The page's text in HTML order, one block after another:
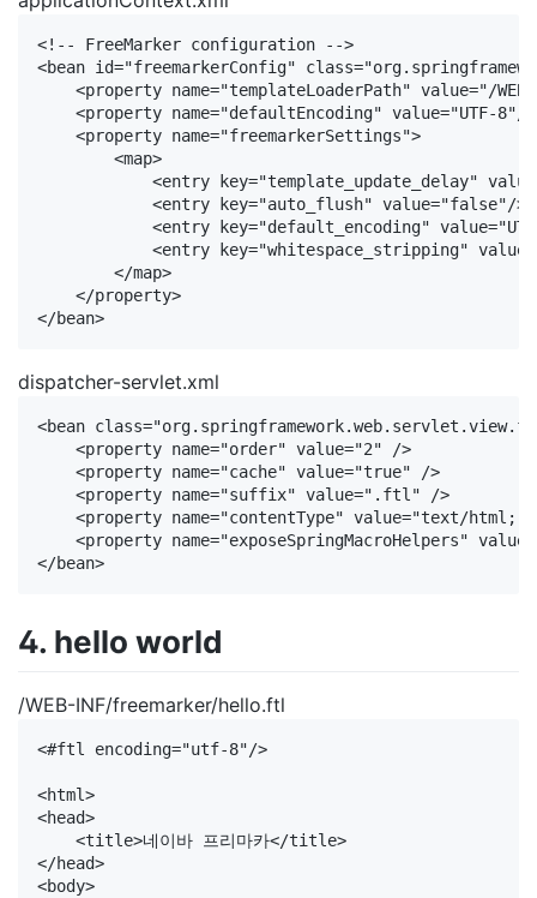
<!-- FreeMarker configuration -->
<bean id="freemarkerConfig"
<property name="templateLoaderPath" value="/
    <property name="defaultEncoding" value="UTF-8"/>
    <property name="freemarkerSettings">
        <map>
<entry key="template_update_delay"
            <entry key="auto_flush" value="false"/>
<entry key="default_encoding"
<entry key="whitespace_stripping"
        </map>
    </property>
dispatcher-servlet.xml
<bean
    <property name="order" value="2" />
    <property name="cache" value="true" />
    <property name="suffix" value=".ftl" />
<property name="contentType" value="text/html;
<property name="exposeSpringMacroHelpers"
4. hello world
/WEB-INF/freemarker/hello.ftl
<#ftl encoding="utf-8"/>
<html>
<head>
    <title>네이바 프리마카</title>
</head>
<body>